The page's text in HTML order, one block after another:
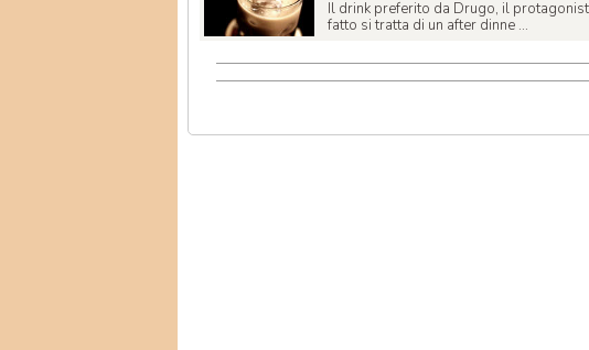
Il drink preferito da Drugo, il
fatto si tratta di un after dinne ...